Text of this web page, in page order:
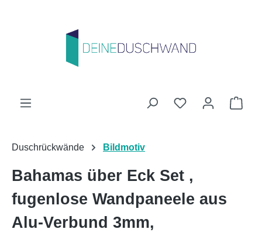
Du hast 0
Duschrückwände Bildmotiv
Bahamas über Eck Set ,
fugenlose Wandpaneele aus
Alu-Verbund 3mm,